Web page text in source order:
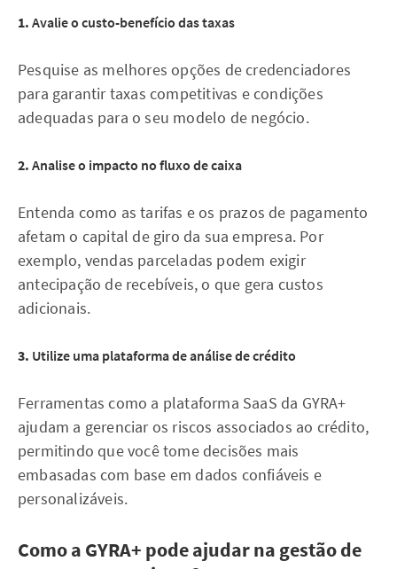
1. Avalie o custo-benefício das taxas
Pesquise as melhores opções de credenciadores
para garantir taxas competitivas e condições
adequadas para o seu modelo de negócio.
2. Analise o impacto no fluxo de caixa
Entenda como as tarifas e os prazos de pagamento
afetam o capital de giro da sua empresa. Por
exemplo, vendas parceladas podem exigir
antecipação de recebíveis, o que gera custos
adicionais.
3. Utilize uma plataforma de análise de crédito
Ferramentas como a plataforma SaaS da GYRA+
ajudam a gerenciar os riscos associados ao crédito,
permitindo que você tome decisões mais
embasadas com base em dados confiáveis e
personalizáveis.
Como a GYRA+ pode ajudar na gestão de